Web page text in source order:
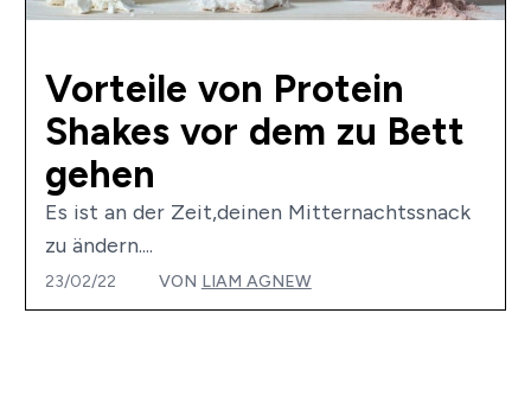
Vorteile von Protein
Shakes vor dem zu Bett
gehen
Es ist an der Zeit,deinen Mitternachtssnack
zu ändern....
23/02/22 VON LIAM AGNEW